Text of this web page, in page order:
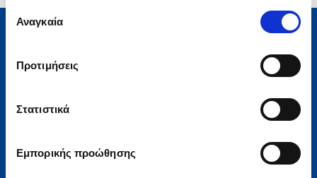
ενδιαφέρουν και να επιλέξετε από τα παρακάτω με την
΄΄και να ενημερωθείτε σχετικά με
Επιλογή
συγκατάθεσης
Αναγκαία
Προτιμήσεις
Στατιστικά
Εμπορικής προώθησης
Μάθετε τα νέα της Πολιτείας
νέα βιβλία, τις εξαιρετικές τιμές και τις εκδηλώσεις μας.